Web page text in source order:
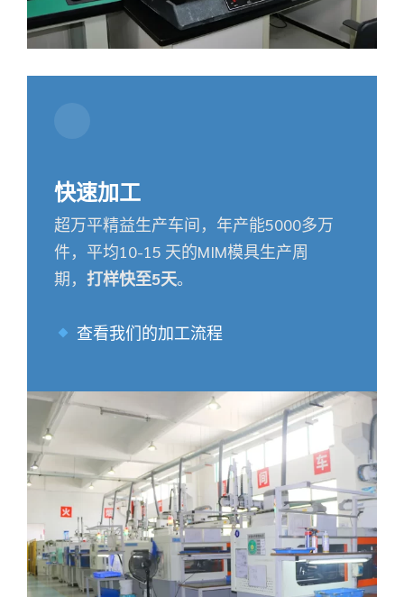
快速加工
超万平精益生产车间，年产能5000多万
件，平均10-15 天的MIM模具生产周
期， 打样快至5天。
查看我们的加工流程